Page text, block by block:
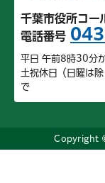
千葉市役所コー
電話番号
平日 午前8時30分
土祝休日（日曜は
で
Copyright